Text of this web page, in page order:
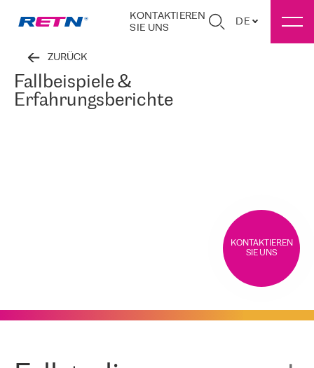
KONTAKTIEREN
SIE UNS
DE
ZURÜCK
Fallbeispiele &
Erfahrungsberichte
KONTAKTIEREN
SIE UNS